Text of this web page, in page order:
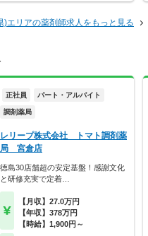
)エリアの薬剤師求人をもっと見る
正社員 パート・アルバイト
調剤薬局
レリープ株式会社 トマト調剤薬
局 宮倉店
徳島30店舗超の安定基盤！感謝文化
と研修充実で定着…
【月収】27.0万円
【年収】378万円
【時給】1,900円～